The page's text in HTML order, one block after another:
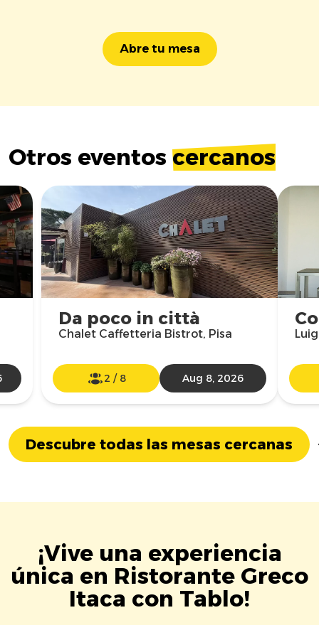
Abre tu mesa
Otros eventos cercanos
Da poco in città
Chalet Caffetteria Bistrot, Pisa
2 / 8 Aug 8, 2026
Descubre todas las mesas cercanas
¡Vive una experiencia
única en Ristorante Greco
Itaca con Tablo!